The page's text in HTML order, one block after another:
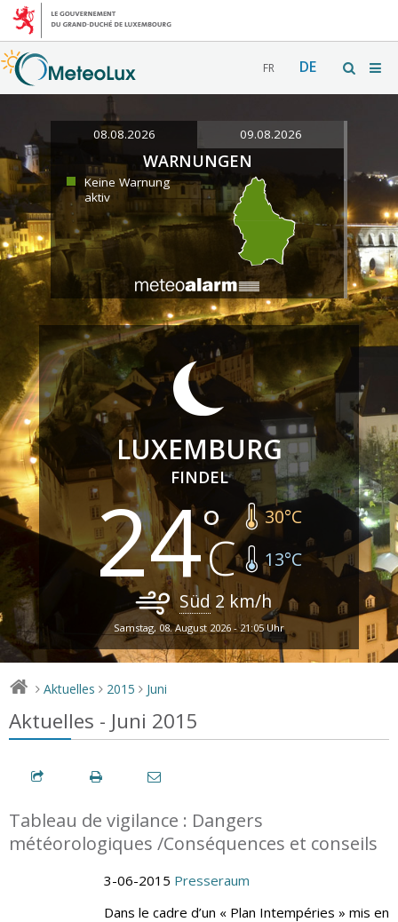
FR DE
08.08.2026 09.08.2026
WARNUNGEN
Keine Warnung
aktiv
LUXEMBURG
FINDEL
24 30°C
13°C
Süd 2 km/h
Samstag, 08. August 2026 - 21:05 Uhr
> Aktuelles > 2015 > Juni
Aktuelles - Juni 2015
Tableau de vigilance : Dangers
météorologiques /Conséquences et conseils
3-06-2015 Presseraum
Dans le cadre d’un « Plan Intempéries » mis en